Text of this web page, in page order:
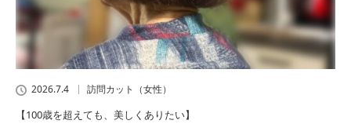
2026.7.4 訪問カット（女性）
【100歳を超えても、美しくありたい】